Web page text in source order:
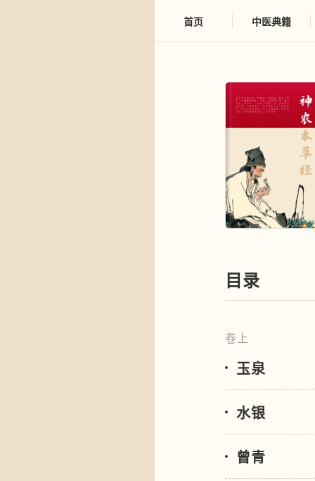
首页 中医典籍
目录
卷上
玉泉
水银
曾青